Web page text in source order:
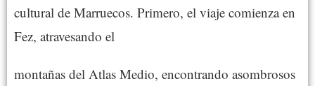
cultural de Marruecos. Primero, el viaje comienza en
Fez, atravesando el
montañas del Atlas Medio, encontrando asombrosos